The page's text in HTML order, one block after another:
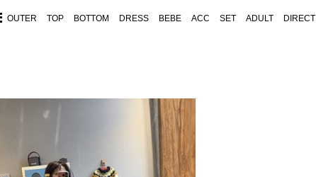
DIRECT
ADULT
SET
ACC
BEBE
DRESS
BOTTOM
TOP
OUTER